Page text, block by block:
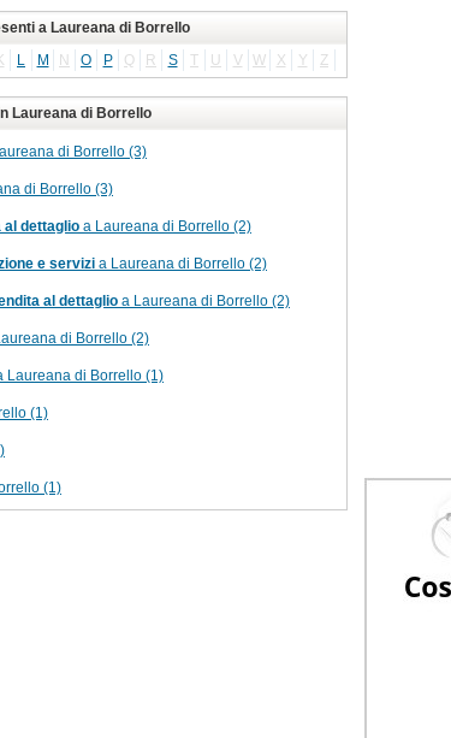
a Laureana di Borrello
L M N O P Q R S T U V W X Y Z
Laureana di Borrello
di Borrello (3)
di Borrello (3)
al dettaglio a Laureana di Borrello (2)
e servizi a Laureana di Borrello (2)
al dettaglio a Laureana di Borrello (2)
di Borrello (2)
Laureana di Borrello (1)
(1)
(1)